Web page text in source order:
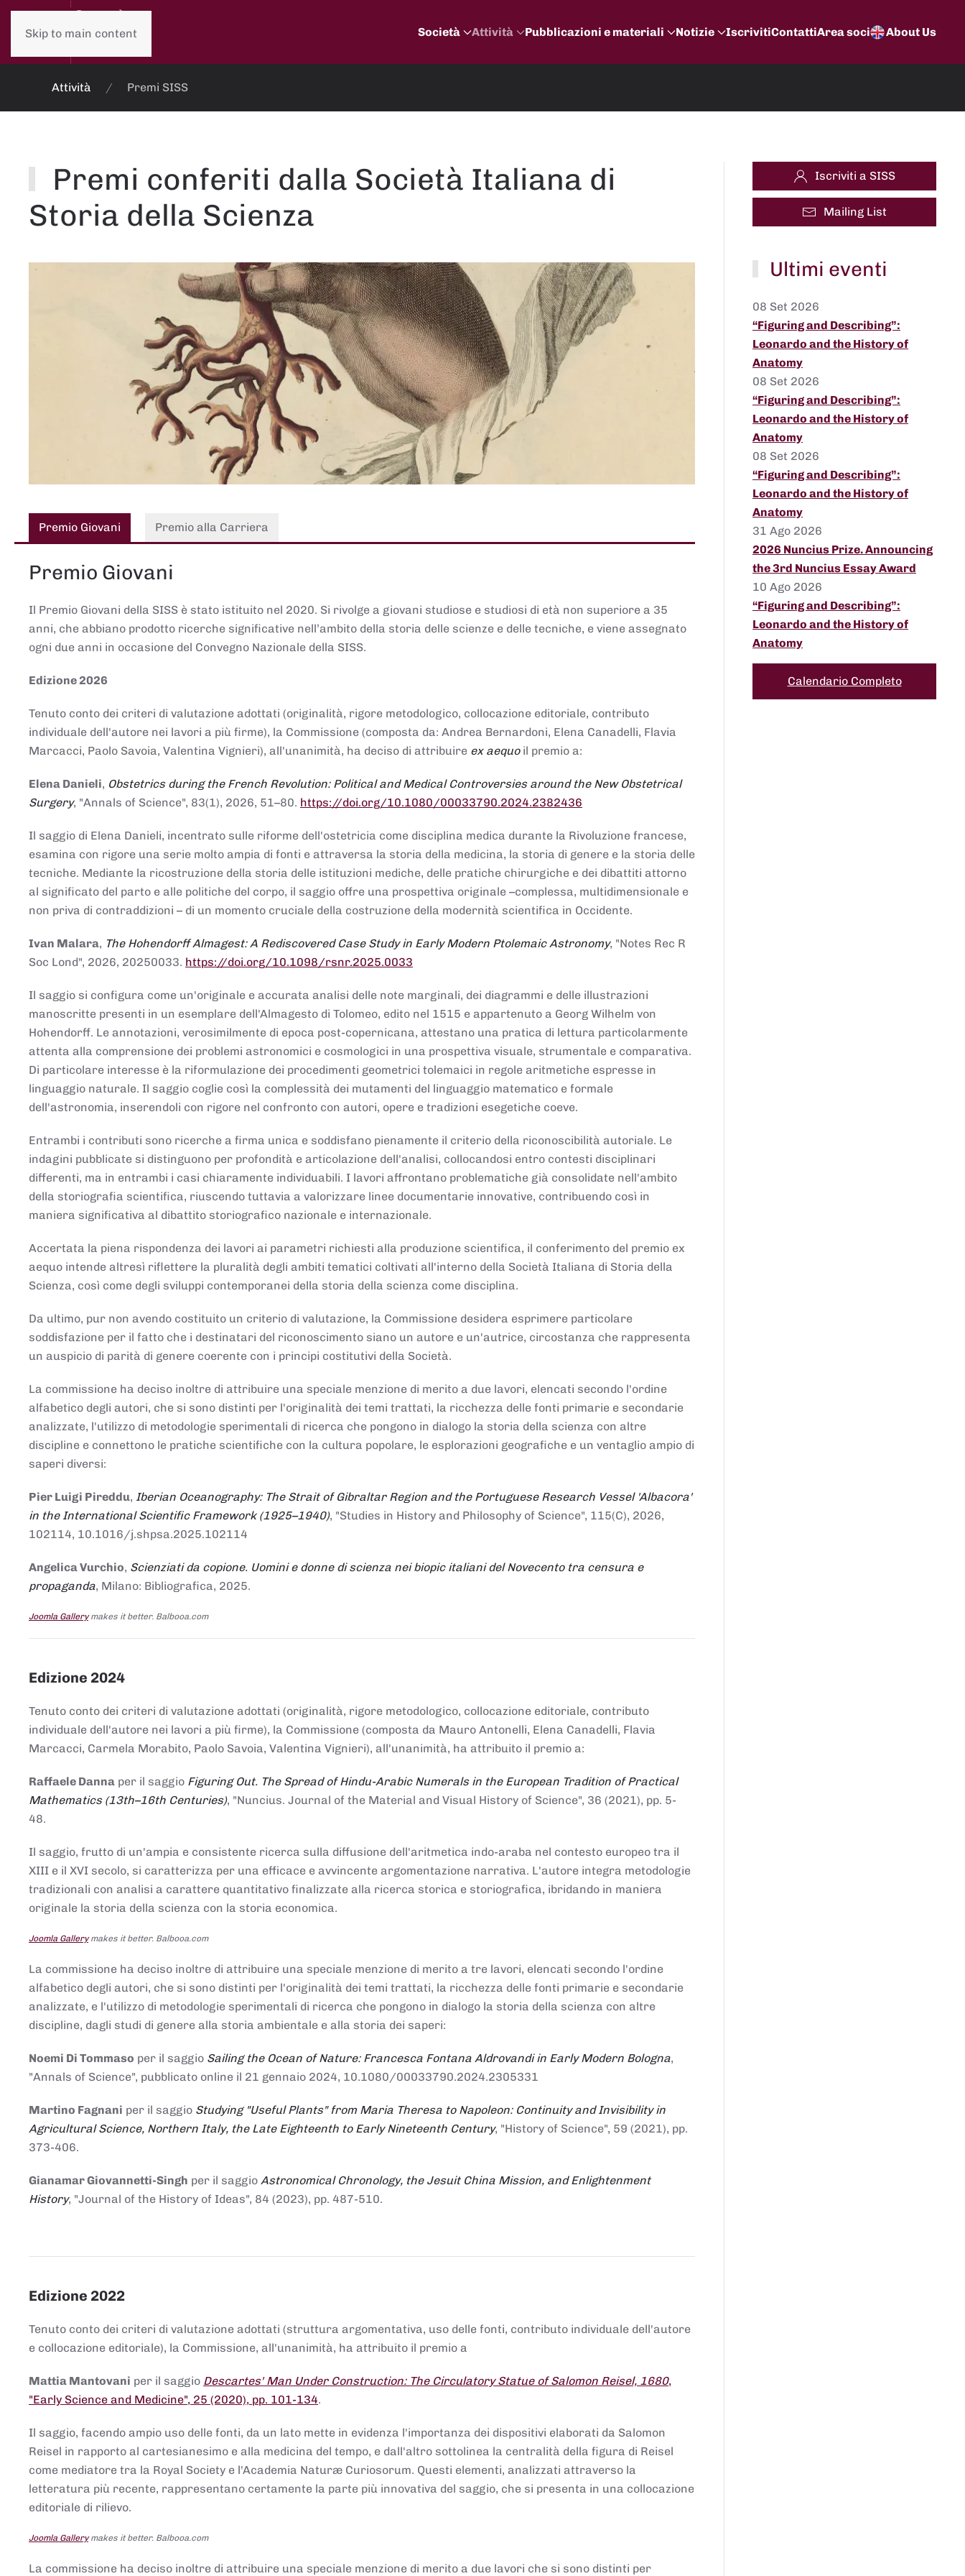
Skip to main content Società Attività Pubblicazioni e materiali Notizie IscrivitiContattiArea soci About Us
Attività Premi SISS
Premi conferiti dalla Società Italiana di
Storia della Scienza
Premio Giovani Premio alla Carriera
Premio Giovani
Il Premio Giovani della SISS è stato istituito nel 2020. Si rivolge a giovani studiose e studiosi di età non superiore a 35
anni, che abbiano prodotto ricerche significative nell’ambito della storia delle scienze e delle tecniche, e viene assegnato
ogni due anni in occasione del Convegno Nazionale della SISS.
Edizione 2026
Tenuto conto dei criteri di valutazione adottati (originalità, rigore metodologico, collocazione editoriale, contributo
individuale dell'autore nei lavori a più firme), la Commissione (composta da: Andrea Bernardoni, Elena Canadelli, Flavia
Marcacci, Paolo Savoia, Valentina Vignieri), all'unanimità, ha deciso di attribuire ex aequoil premio a:
Elena Danieli, Obstetrics during the French Revolution: Political and Medical Controversies around the New Obstetrical
Surgery, "Annals of Science", 83(1), 2026, 51–80. https://doi.org/10.1080/00033790.2024.2382436
Il saggio di Elena Danieli, incentrato sulle riforme dell'ostetricia come disciplina medica durante la Rivoluzione francese,
esamina con rigore una serie molto ampia di fonti e attraversa la storia della medicina, la storia di genere e la storia delle
tecniche. Mediante la ricostruzione della storia delle istituzioni mediche, delle pratiche chirurgiche e dei dibattiti attorno
al significato del parto e alle politiche del corpo, il saggio offre una prospettiva originale –complessa, multidimensionale e
non priva di contraddizioni – di un momento cruciale della costruzione della modernità scientifica in Occidente.
Ivan Malara, The Hohendorff Almagest: A Rediscovered Case Study in Early Modern Ptolemaic Astronomy, "Notes Rec R
Soc Lond", 2026, 20250033. https://doi.org/10.1098/rsnr.2025.0033
Il saggio si configura come un'originale e accurata analisi delle note marginali, dei diagrammi e delle illustrazioni
manoscritte presenti in un esemplare dell'Almagesto di Tolomeo, edito nel 1515 e appartenuto a Georg Wilhelm von
Hohendorff. Le annotazioni, verosimilmente di epoca post-copernicana, attestano una pratica di lettura particolarmente
attenta alla comprensione dei problemi astronomici e cosmologici in una prospettiva visuale, strumentale e comparativa.
Di particolare interesse è la riformulazione dei procedimenti geometrici tolemaici in regole aritmetiche espresse in
linguaggio naturale. Il saggio coglie così la complessità dei mutamenti del linguaggio matematico e formale
dell'astronomia, inserendoli con rigore nel confronto con autori, opere e tradizioni esegetiche coeve.
Entrambi i contributi sono ricerche a firma unica e soddisfano pienamente il criterio della riconoscibilità autoriale. Le
indagini pubblicate si distinguono per profondità e articolazione dell'analisi, collocandosi entro contesti disciplinari
differenti, ma in entrambi i casi chiaramente individuabili. I lavori affrontano problematiche già consolidate nell'ambito
della storiografia scientifica, riuscendo tuttavia a valorizzare linee documentarie innovative, contribuendo così in
maniera significativa al dibattito storiografico nazionale e internazionale.
Accertata la piena rispondenza dei lavori ai parametri richiesti alla produzione scientifica, il conferimento del premio ex
aequo intende altresì riflettere la pluralità degli ambiti tematici coltivati all'interno della Società Italiana di Storia della
Scienza, così come degli sviluppi contemporanei della storia della scienza come disciplina.
Da ultimo, pur non avendo costituito un criterio di valutazione, la Commissione desidera esprimere particolare
soddisfazione per il fatto che i destinatari del riconoscimento siano un autore e un'autrice, circostanza che rappresenta
un auspicio di parità di genere coerente con i principi costitutivi della Società.
La commissione ha deciso inoltre di attribuire una speciale menzione di merito a due lavori, elencati secondo l'ordine
alfabetico degli autori, che si sono distinti per l'originalità dei temi trattati, la ricchezza delle fonti primarie e secondarie
analizzate, l'utilizzo di metodologie sperimentali di ricerca che pongono in dialogo la storia della scienza con altre
discipline e connettono le pratiche scientifiche con la cultura popolare, le esplorazioni geografiche e un ventaglio ampio di
saperi diversi:
Pier Luigi Pireddu, Iberian Oceanography: The Strait of Gibraltar Region and the Portuguese Research Vessel 'Albacora'
in the International Scientific Framework (1925–1940), "Studies in History and Philosophy of Science", 115(C), 2026,
102114, 10.1016/j.shpsa.2025.102114
Angelica Vurchio, Scienziati da copione. Uomini e donne di scienza nei biopic italiani del Novecento tra censura e
propaganda, Milano: Bibliografica, 2025.
Joomla Gallerymakes it better. Balbooa.com
Edizione 2024
Tenuto conto dei criteri di valutazione adottati (originalità, rigore metodologico, collocazione editoriale, contributo
individuale dell'autore nei lavori a più firme), la Commissione (composta da Mauro Antonelli, Elena Canadelli, Flavia
Marcacci, Carmela Morabito, Paolo Savoia, Valentina Vignieri), all'unanimità, ha attribuito il premio a:
Raffaele Danna per il saggio Figuring Out. The Spread of Hindu-Arabic Numerals in the European Tradition of Practical
Mathematics (13th–16th Centuries), "Nuncius. Journal of the Material and Visual History of Science", 36 (2021), pp. 5-
48.
Il saggio, frutto di un'ampia e consistente ricerca sulla diffusione dell'aritmetica indo-araba nel contesto europeo tra il
XIII e il XVI secolo, si caratterizza per una efficace e avvincente argomentazione narrativa. L'autore integra metodologie
tradizionali con analisi a carattere quantitativo finalizzate alla ricerca storica e storiografica, ibridando in maniera
originale la storia della scienza con la storia economica.
Joomla Gallerymakes it better. Balbooa.com
La commissione ha deciso inoltre di attribuire una speciale menzione di merito a tre lavori, elencati secondo l'ordine
alfabetico degli autori, che si sono distinti per l'originalità dei temi trattati, la ricchezza delle fonti primarie e secondarie
analizzate, e l'utilizzo di metodologie sperimentali di ricerca che pongono in dialogo la storia della scienza con altre
discipline, dagli studi di genere alla storia ambientale e alla storia dei saperi:
Noemi Di Tommaso per il saggio Sailing the Ocean of Nature: Francesca Fontana Aldrovandi in Early Modern Bologna,
"Annals of Science", pubblicato online il 21 gennaio 2024, 10.1080/00033790.2024.2305331
Martino Fagnani per il saggio Studying "Useful Plants" from Maria Theresa to Napoleon: Continuity and Invisibility in
Agricultural Science, Northern Italy, the Late Eighteenth to Early Nineteenth Century, "History of Science", 59 (2021), pp.
373-406.
Gianamar Giovannetti-Singh per il saggio Astronomical Chronology, the Jesuit China Mission, and Enlightenment
History, "Journal of the History of Ideas", 84 (2023), pp. 487-510.
Edizione 2022
Tenuto conto dei criteri di valutazione adottati (struttura argomentativa, uso delle fonti, contributo individuale dell'autore
e collocazione editoriale), la Commissione, all'unanimità, ha attribuito il premio a
Mattia Mantovani per il saggio Descartes' Man Under Construction: The Circulatory Statue of Salomon Reisel, 1680,
"Early Science and Medicine", 25 (2020), pp. 101-134.
Il saggio, facendo ampio uso delle fonti, da un lato mette in evidenza l'importanza dei dispositivi elaborati da Salomon
Reisel in rapporto al cartesianesimo e alla medicina del tempo, e dall'altro sottolinea la centralità della figura di Reisel
come mediatore tra la Royal Society e l'Academia Naturæ Curiosorum. Questi elementi, analizzati attraverso la
letteratura più recente, rappresentano certamente la parte più innovativa del saggio, che si presenta in una collocazione
editoriale di rilievo.
Joomla Gallerymakes it better. Balbooa.com
La commissione ha deciso inoltre di attribuire una speciale menzione di merito a due lavori che si sono distinti per
Iscriviti a SISS
Mailing List
Ultimi eventi
08 Set 2026
“Figuring and Describing”:
Leonardo and the History of
Anatomy
08 Set 2026
“Figuring and Describing”:
Leonardo and the History of
Anatomy
08 Set 2026
“Figuring and Describing”:
Leonardo and the History of
Anatomy
31 Ago 2026
2026 Nuncius Prize. Announcing
the 3rd Nuncius Essay Award
10 Ago 2026
“Figuring and Describing”:
Leonardo and the History of
Anatomy
Calendario Completo